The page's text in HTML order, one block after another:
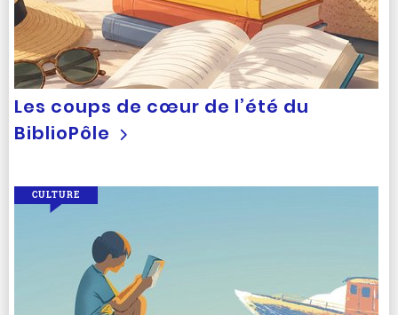
Les coups de cœur de l’été du
BiblioPôle
CULTURE